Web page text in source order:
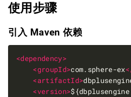
使用步骤
引入 Maven 依赖
<dependency>
<groupId>com.sphere-ex
<artifactId>
<version>